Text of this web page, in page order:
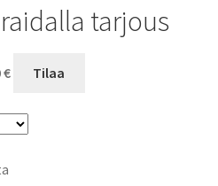
tarjous
€
464,00 €.
Tilaa